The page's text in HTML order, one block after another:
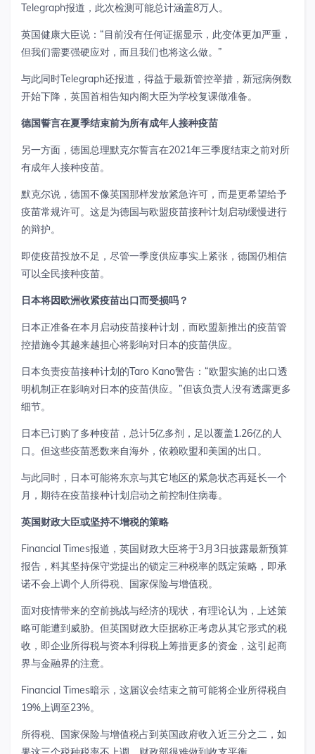
Telegraph报道，此次检测可能总计涵盖8万人。
英国健康大臣说：“目前没有任何证据显示，此变体更加严重，
但我们需要强硬应对，而且我们也将这么做。”
与此同时Telegraph还报道，得益于最新管控举措，新冠病例数
开始下降，英国首相告知内阁大臣为学校复课做准备。
德国誓言在夏季结束前为所有成年人接种疫苗
另一方面，德国总理默克尔誓言在2021年三季度结束之前对所
有成年人接种疫苗。
默克尔说，德国不像英国那样发放紧急许可，而是更希望给予
疫苗常规许可。这是为德国与欧盟疫苗接种计划启动缓慢进行
的辩护。
即使疫苗投放不足，尽管一季度供应事实上紧张，德国仍相信
可以全民接种疫苗。
日本将因欧洲收紧疫苗出口而受损吗？
日本正准备在本月启动疫苗接种计划，而欧盟新推出的疫苗管
控措施令其越来越担心将影响对日本的疫苗供应。
日本负责疫苗接种计划的Taro Kano警告：“欧盟实施的出口透
明机制正在影响对日本的疫苗供应。”但该负责人没有透露更多
细节。
日本已订购了多种疫苗，总计5亿多剂，足以覆盖1.26亿的人
口。但这些疫苗悉数来自海外，依赖欧盟和美国的出口。
与此同时，日本可能将东京与其它地区的紧急状态再延长一个
月，期待在疫苗接种计划启动之前控制住病毒。
英国财政大臣或坚持不增税的策略
Financial Times报道，英国财政大臣将于3月3日披露最新预算
报告，料其坚持保守党提出的锁定三种税率的既定策略，即承
诺不会上调个人所得税、国家保险与增值税。
面对疫情带来的空前挑战与经济的现状，有理论认为，上述策
略可能遭到威胁。但英国财政大臣据称正考虑从其它形式的税
收，即企业所得税与资本利得税上筹措更多的资金，这引起商
界与金融界的注意。
Financial Times暗示，这届议会结束之前可能将企业所得税自
19%上调至23%。
所得税、国家保险与增值税占到英国政府收入近三分之二，如